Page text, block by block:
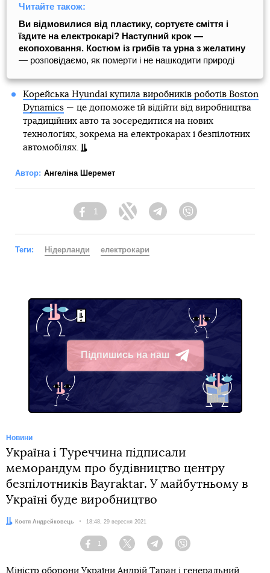
Читайте також:
Ви відмовилися від пластику, сортуєте сміття і
їздите на електрокарі? Наступний крок —
екопоховання. Костюм із грибів та урна з желатину
— розповідаємо, як померти і не нашкодити природі
Корейська Hyundai купила виробників роботів Boston
Dynamics— це допоможе їй відійти від виробництва
традиційних авто та зосередитися на нових
технологіях, зокрема на електрокарах і безпілотних
автомобілях.
Автор: Ангеліна Шеремет
Facebook
1
Twitter TelegramViber
Теги: Нідерланди електрокари
Підпишись на наш
Telegram
Новини
Україна і Туреччина підписали
меморандум про будівництво центру
безпілотників Bayraktar. У майбутньому в
Україні буде виробництво
Автор:Костя Андрейковець Дата:
18:48, 29 вересня 2021
Facebook
1
Twitter TelegramViber
Міністр оборони України Андрій Таран і генеральний